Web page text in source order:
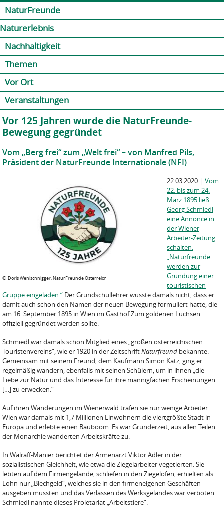
NaturFreunde
Naturerlebnis
Nachhaltigkeit
Themen
Vor Ort
Veranstaltungen
Vor 125 Jahren wurde die NaturFreunde-
Bewegung gegründet
Vom „Berg frei“ zum „Welt frei“ – von Manfred Pils,
Präsident der NaturFreunde Internationale (NFI)
© Doris Wenischnigger, NaturFreunde Österreich
22.03.2020 | Vom
22. bis zum 24.
März 1895 ließ
Georg Schmiedl
eine Annonce in
der Wiener
Arbeiter-Zeitung
schalten:
„Naturfreunde
werden zur
Gründung einer
touristischen
Gruppe eingeladen.“ Der Grundschullehrer wusste damals nicht, dass er
damit auch schon den Namen der neuen Bewegung formuliert hatte, die
am 16. September 1895 in Wien im Gasthof Zum goldenen Luchsen
offiziell gegründet werden sollte.
Schmiedl war damals schon Mitglied eines „großen österreichischen
Touristenvereins“, wie er 1920 in der ZeitschriftNaturfreund bekannte.
Gemeinsam mit seinem Freund, dem Kaufmann Simon Katz, ging er
regelmäßig wandern, ebenfalls mit seinen Schülern, um in ihnen „die
Liebe zur Natur und das Interesse für ihre mannigfachen Erscheinungen
[…] zu erwecken.“
Auf ihren Wanderungen im Wienerwald trafen sie nur wenige Arbeiter.
Wien war damals mit 1,7 Millionen Einwohnern die viertgrößte Stadt in
Europa und erlebte einen Bauboom. Es war Gründerzeit, aus allen Teilen
der Monarchie wanderten Arbeitskräfte zu.
In Walraff-Manier berichtet der Armenarzt Viktor Adler in der
sozialistischen Gleichheit, wie etwa die Ziegelarbeiter vegetierten: Sie
lebten auf dem Firmengelände, schliefen in den Ziegelöfen, erhielten als
Lohn nur „Blechgeld“, welches sie in den firmeneigenen Geschäften
ausgeben mussten und das Verlassen des Werksgeländes war verboten.
Schmiedl nannte dieses Proletariat „Arbeitstiere“.